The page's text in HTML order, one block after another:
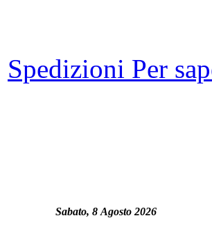
Spedizioni Per
Sabato, 8 Agosto 2026